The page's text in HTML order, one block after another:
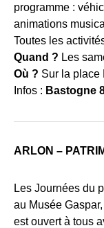
programme :
animations
Toutes les
Quand ? Les
Où ? Sur la place
Infos : Bastogne
ARLON –
Les Journées du
au Musée
est ouvert à tous